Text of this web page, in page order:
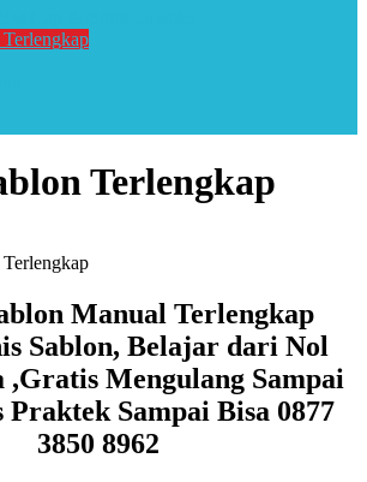
Terlengkap
Manual Terlengkap
Sablon, Belajar dari Nol
,Gratis Mengulang Sampai
Praktek Sampai Bisa 0877
3850 8962